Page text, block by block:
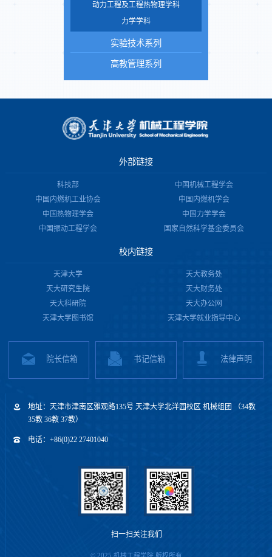
动力工程及工程热物理学科
力学学科
实验技术系列
高教管理系列
外部链接
科技部
中国机械工程学会
中国内燃机工业协会
中国内燃机学会
中国热物理学会
中国力学学会
中国振动工程学会
国家自然科学基金委员会
校内链接
天津大学
天大教务处
天大研究生院
天大财务处
天大科研院
天大办公网
天津大学图书馆
天津大学就业指导中心
院长信箱 书记信箱 法律声明
地址：天津市津南区雅观路135号 天津大学北洋园校区 机械组团 （34教
35教 36教 37教）
电话：+86(0)22 27401040
扫一扫关注我们
© 2025 机械工程学院 版权所有